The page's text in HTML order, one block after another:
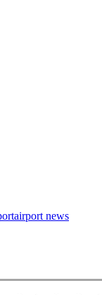
airport news